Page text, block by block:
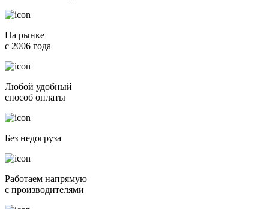
На рынке
c 2006 года
Любой удобный
способ оплаты
Без недогруза
Работаем напрямую
с произво­дите­лями